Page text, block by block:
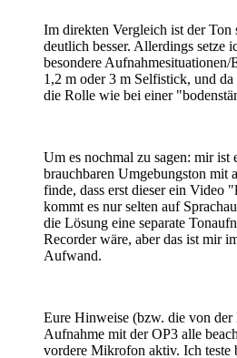
Im direkten Vergleich ist der
deutlich besser. Allerdings setze
besondere
1,2 m oder 3 m Selfistick, und
die Rolle wie bei einer
Um es nochmal zu sagen: mir ist
brauchbaren Umgebungston mit
finde, dass erst dieser ein Video
kommt es nur selten auf
die Lösung eine separate
Recorder wäre, aber das ist mir
Aufwand.
Eure Hinweise (bzw. die von
Aufnahme mit der OP3 alle
vordere Mikrofon aktiv. Ich teste